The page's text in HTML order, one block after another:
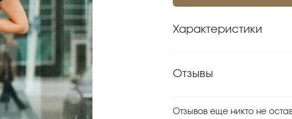
Характеристики
Отзывы
Отзывов еще никто не